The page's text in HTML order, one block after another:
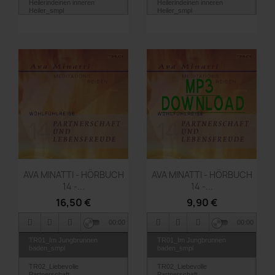
Heilerindeinen inneren
Heiler_smpl
Heilerindeinen inneren
Heiler_smpl
Vorschau
AVA MINATTI - HÖRBUCH
14 -...
16,50 €
TR02_Liebevolle
00:00
Vorschau
AVA MINATTI - HÖRBUCH
14 -...
9,90 €
TR02_Liebevolle
00:00